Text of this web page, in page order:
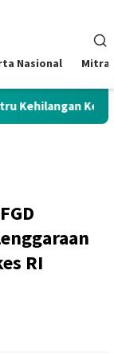
Nasional Mitra
Kendali
RI